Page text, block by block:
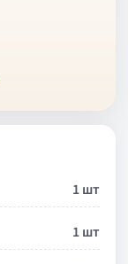
1 шт
1 шт